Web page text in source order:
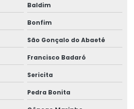
Baldim
Bonfim
São Gonçalo do Abaeté
Francisco Badaró
Sericita
Pedra Bonita